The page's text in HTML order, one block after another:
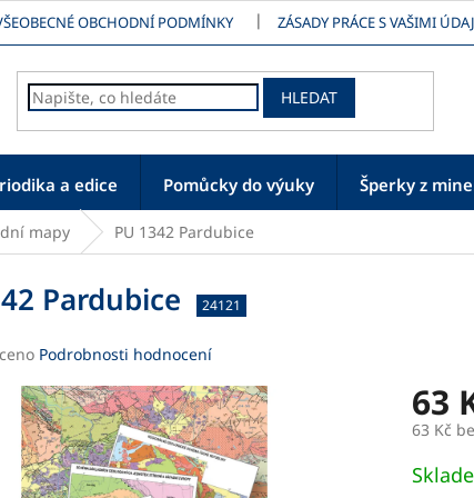
OBCHODNÍ PODMÍNKY ZÁSADY PRÁCE S VAŠIMI
HLEDAT
a edice Pomůcky do výuky Šperky z
mapy PU 1342 Pardubice
Pardubice 24121
Podrobnosti hodnocení
63
63 Kč
cena: